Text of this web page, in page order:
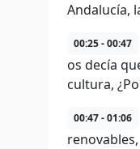
Andalucía,
00:25 - 00:47
os decía
cultura,
00:47 - 01:06